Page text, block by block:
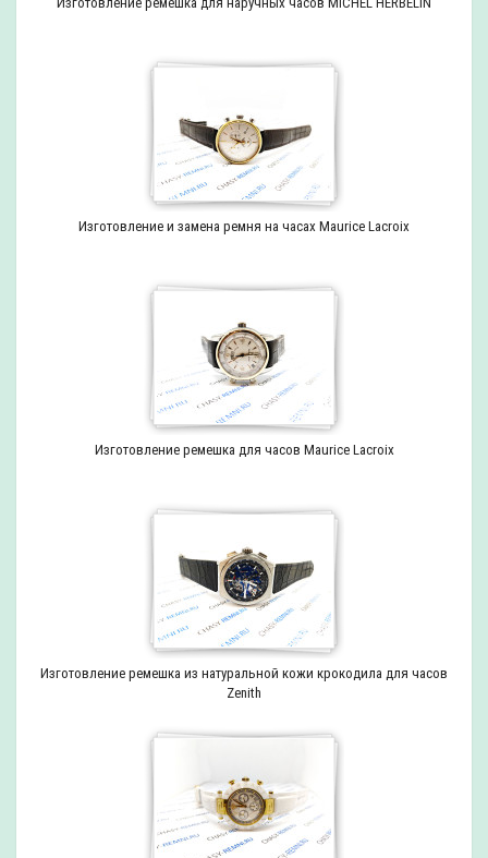
Изготовление и замена ремня на часах Maurice Lacroix
Изготовление ремешка для часов Maurice Lacroix
Изготовление ремешка из натуральной кожи крокодила для часов
Zenith